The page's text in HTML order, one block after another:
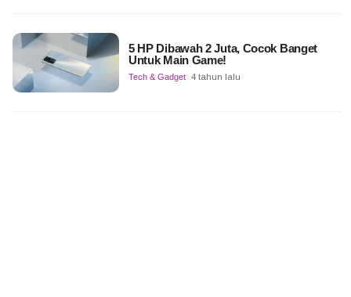
5 HP Dibawah 2 Juta, Cocok Banget
Untuk Main Game!
Tech & Gadget 4 tahun lalu